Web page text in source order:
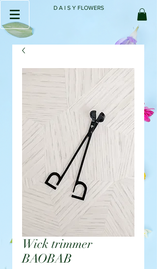
D A I S Y FLOWERS
Wick trimmer
BAOBAB